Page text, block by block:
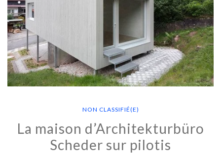
NON CLASSIFIÉ(E)
La maison d’Architekturbüro
Scheder sur pilotis